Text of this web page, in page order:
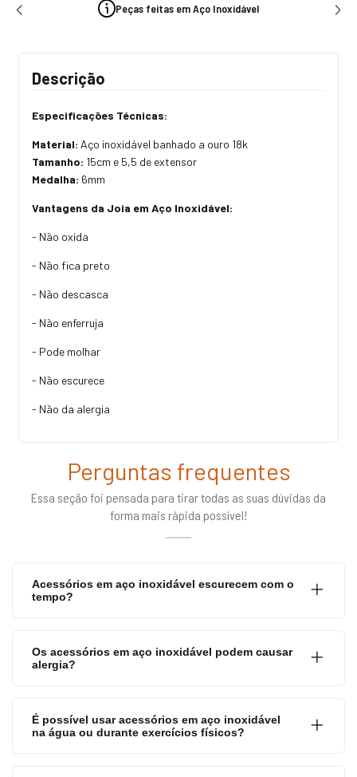
Peças feitas em Aço Inoxidável
Descrição
Especificações Técnicas:
Material: Aço inoxidável banhado a ouro 18k
Tamanho: 15cm e 5,5 de extensor
Medalha: 6mm
Vantagens da Joia em Aço Inoxidável:
- Não oxida
- Não fica preto
- Não descasca
- Não enferruja
- Pode molhar
- Não escurece
- Não da alergia
Perguntas frequentes
Essa seção foi pensada para tirar todas as suas dúvidas da
forma mais rápida possível!
Acessórios em aço inoxidável escurecem com o
tempo?
Os acessórios em aço inoxidável podem causar
alergia?
É possível usar acessórios em aço inoxidável
na água ou durante exercícios físicos?